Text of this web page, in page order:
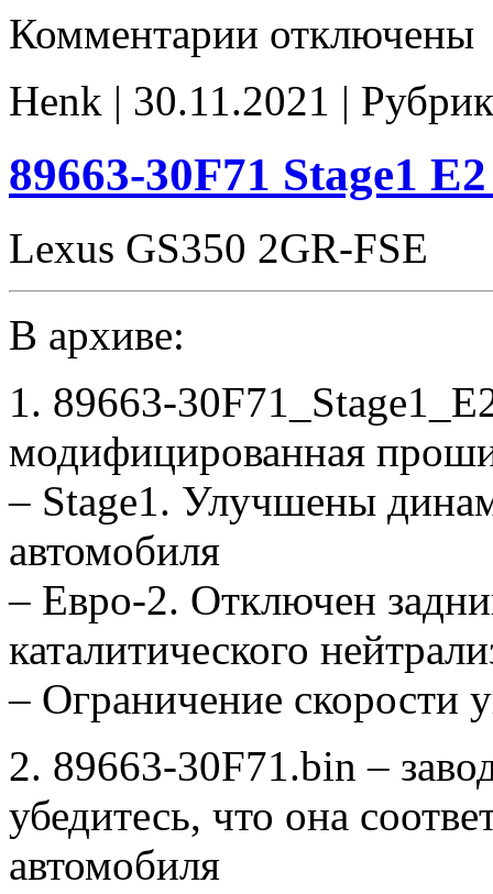
Комментарии записи
E2
noCHK
отключены
Henk | 30.11.2021 |
89663-30F71 Stage1
Lexus GS350 2GR-FSE
В архиве:
1. 89663-
модифицированная
– Stage1. Улучшены
автомобиля
– Евро-2. Отключен
каталитического
– Ограничение скорости
2. 89663-30F71.bin –
убедитесь, что она
автомобиля